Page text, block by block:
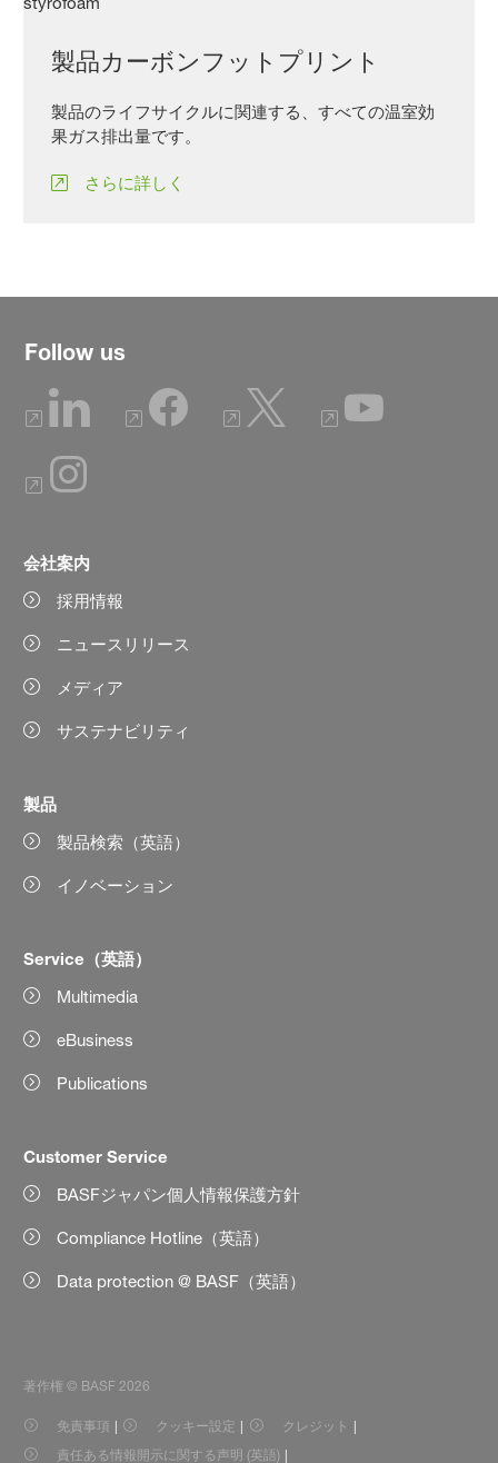
製品カーボンフットプリント
製品のライフサイクルに関連する、すべての温室効
果ガス排出量です。
さらに詳しく
Follow us
会社案内
採用情報
ニュースリリース
メディア
サステナビリティ
製品
製品検索（英語）
イノベーション
Service（英語）
Multimedia
eBusiness
Publications
Customer Service
BASFジャパン個人情報保護方針
Compliance Hotline（英語）
Data protection @ BASF（英語）
著作権 © BASF 2026
免責事項 クッキー設定
クレジット
責任ある情報開示に関する声明 (英語)